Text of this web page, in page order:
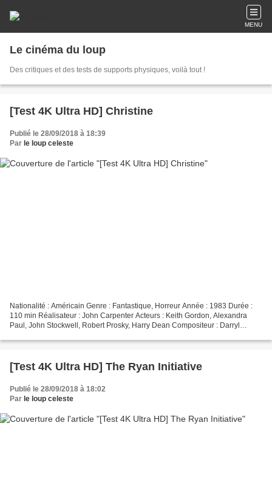
MENU
Le cinéma du loup
Des critiques et des tests de supports physiques, voilà tout !
[Test 4K Ultra HD] Christine
Publié le 28/09/2018 à 18:39
Par le loup celeste
Nationalité : Américain Genre : Fantastique, Horreur Année : 1983 Durée :
110 min Réalisateur : John Carpenter Acteurs : Keith Gordon, Alexandra
Paul, John Stockwell, Robert Prosky, Harry Dean Compositeur : Darryl
[Test 4K Ultra HD] The Ryan Initiative
Publié le 28/09/2018 à 18:02
Par le loup celeste